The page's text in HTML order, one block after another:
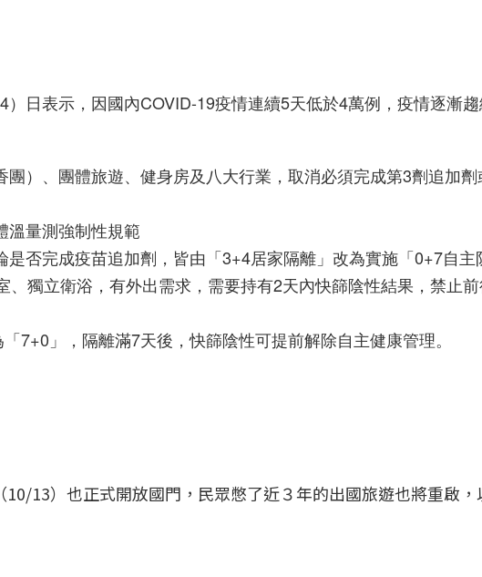
）日表示，因國內COVID-19疫情連續5天低於4萬例，疫情逐漸
團）、團體旅遊、健身房及八大行業，取消必須完成第3劑追加劑
溫量測強制性規範
否完成疫苗追加劑，皆由「3+4居家隔離」改為實施「0+7自主
、獨立衛浴，有外出需求，需要持有2天內快篩陰性結果，禁止
7+0」，隔離滿7天後，快篩陰性可提前解除自主健康管理。
13）也正式開放國門，民眾憋了近３年的出國旅遊也將重啟